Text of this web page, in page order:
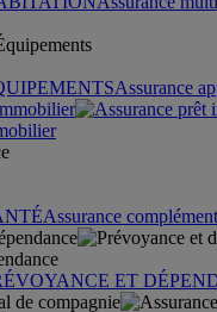
Assurance
Assurance
ET